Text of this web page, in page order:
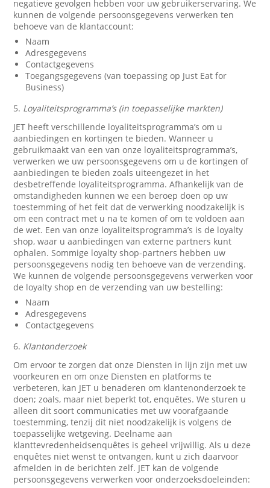
negatieve gevolgen hebben voor uw gebruikerservaring. We
kunnen de volgende persoonsgegevens verwerken ten
behoeve van de klantaccount:
Naam
Adresgegevens
Contactgegevens
Toegangsgegevens (van toepassing op Just Eat for
Business)
5. Loyaliteitsprogramma’s (in toepasselijke markten)
JET heeft verschillende loyaliteitsprogramma’s om u
aanbiedingen en kortingen te bieden. Wanneer u
gebruikmaakt van een van onze loyaliteitsprogramma’s,
verwerken we uw persoonsgegevens om u de kortingen of
aanbiedingen te bieden zoals uiteengezet in het
desbetreffende loyaliteitsprogramma. Afhankelijk van de
omstandigheden kunnen we een beroep doen op uw
toestemming of het feit dat de verwerking noodzakelijk is
om een contract met u na te komen of om te voldoen aan
de wet. Een van onze loyaliteitsprogramma’s is de loyalty
shop, waar u aanbiedingen van externe partners kunt
ophalen. Sommige loyalty shop-partners hebben uw
persoonsgegevens nodig ten behoeve van de verzending.
We kunnen de volgende persoonsgegevens verwerken voor
de loyalty shop en de verzending van uw bestelling:
Naam
Adresgegevens
Contactgegevens
6. Klantonderzoek
Om ervoor te zorgen dat onze Diensten in lijn zijn met uw
voorkeuren en om onze Diensten en platforms te
verbeteren, kan JET u benaderen om klantenonderzoek te
doen; zoals, maar niet beperkt tot, enquêtes. We sturen u
alleen dit soort communicaties met uw voorafgaande
toestemming, tenzij dit niet noodzakelijk is volgens de
toepasselijke wetgeving. Deelname aan
klanttevredenheidsenquêtes is geheel vrijwillig. Als u deze
enquêtes niet wenst te ontvangen, kunt u zich daarvoor
afmelden in de berichten zelf. JET kan de volgende
persoonsgegevens verwerken voor onderzoeksdoeleinden: